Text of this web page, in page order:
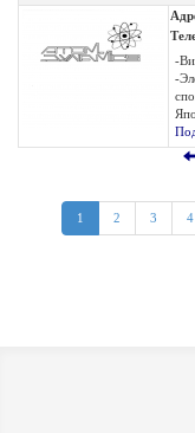
-
-
1 2 3 4